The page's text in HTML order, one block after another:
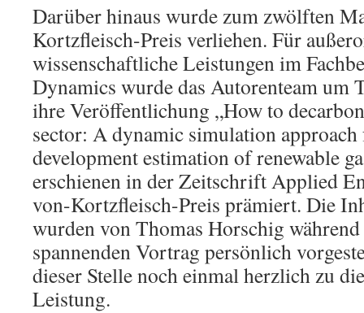
Darüber hinaus wurde zum zwölften
Kortzfleisch-Preis verliehen. Für
wissenschaftliche Leistungen im
Dynamics wurde das Autorenteam um
ihre Veröffentlichung „How to
sector: A dynamic simulation
development estimation of renewable
erschienen in der Zeitschrift Applied
von-Kortzfleisch-Preis prämiert. Die
wurden von Thomas Horschig
spannenden Vortrag persönlich
dieser Stelle noch einmal herzlich zu
Leistung.